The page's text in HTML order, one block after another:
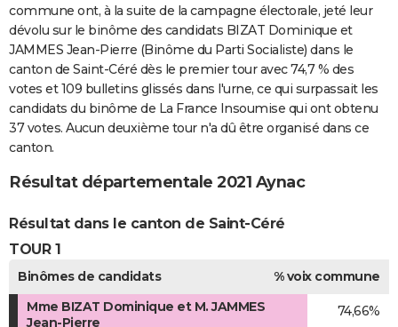
Bricolage
Lifestyle
Culture
Sport
Auto
Television
Voyage
Cinema
commune ont, à la suite de la campagne électorale, jeté leur
dévolu sur le binôme des candidats BIZAT Dominique et
JAMMES Jean-Pierre (Binôme du Parti Socialiste) dans le
canton de Saint-Céré dès le premier tour avec 74,7 % des
votes et 109 bulletins glissés dans l'urne, ce qui surpassait les
candidats du binôme de La France Insoumise qui ont obtenu
37 votes. Aucun deuxième tour n'a dû être organisé dans ce
canton.
Résultat départementale 2021 Aynac
Résultat dans le canton de Saint-Céré
TOUR 1
Binômes de candidats
% voix commune
Mme BIZAT Dominique et M. JAMMES
Jean-Pierre
74,66%